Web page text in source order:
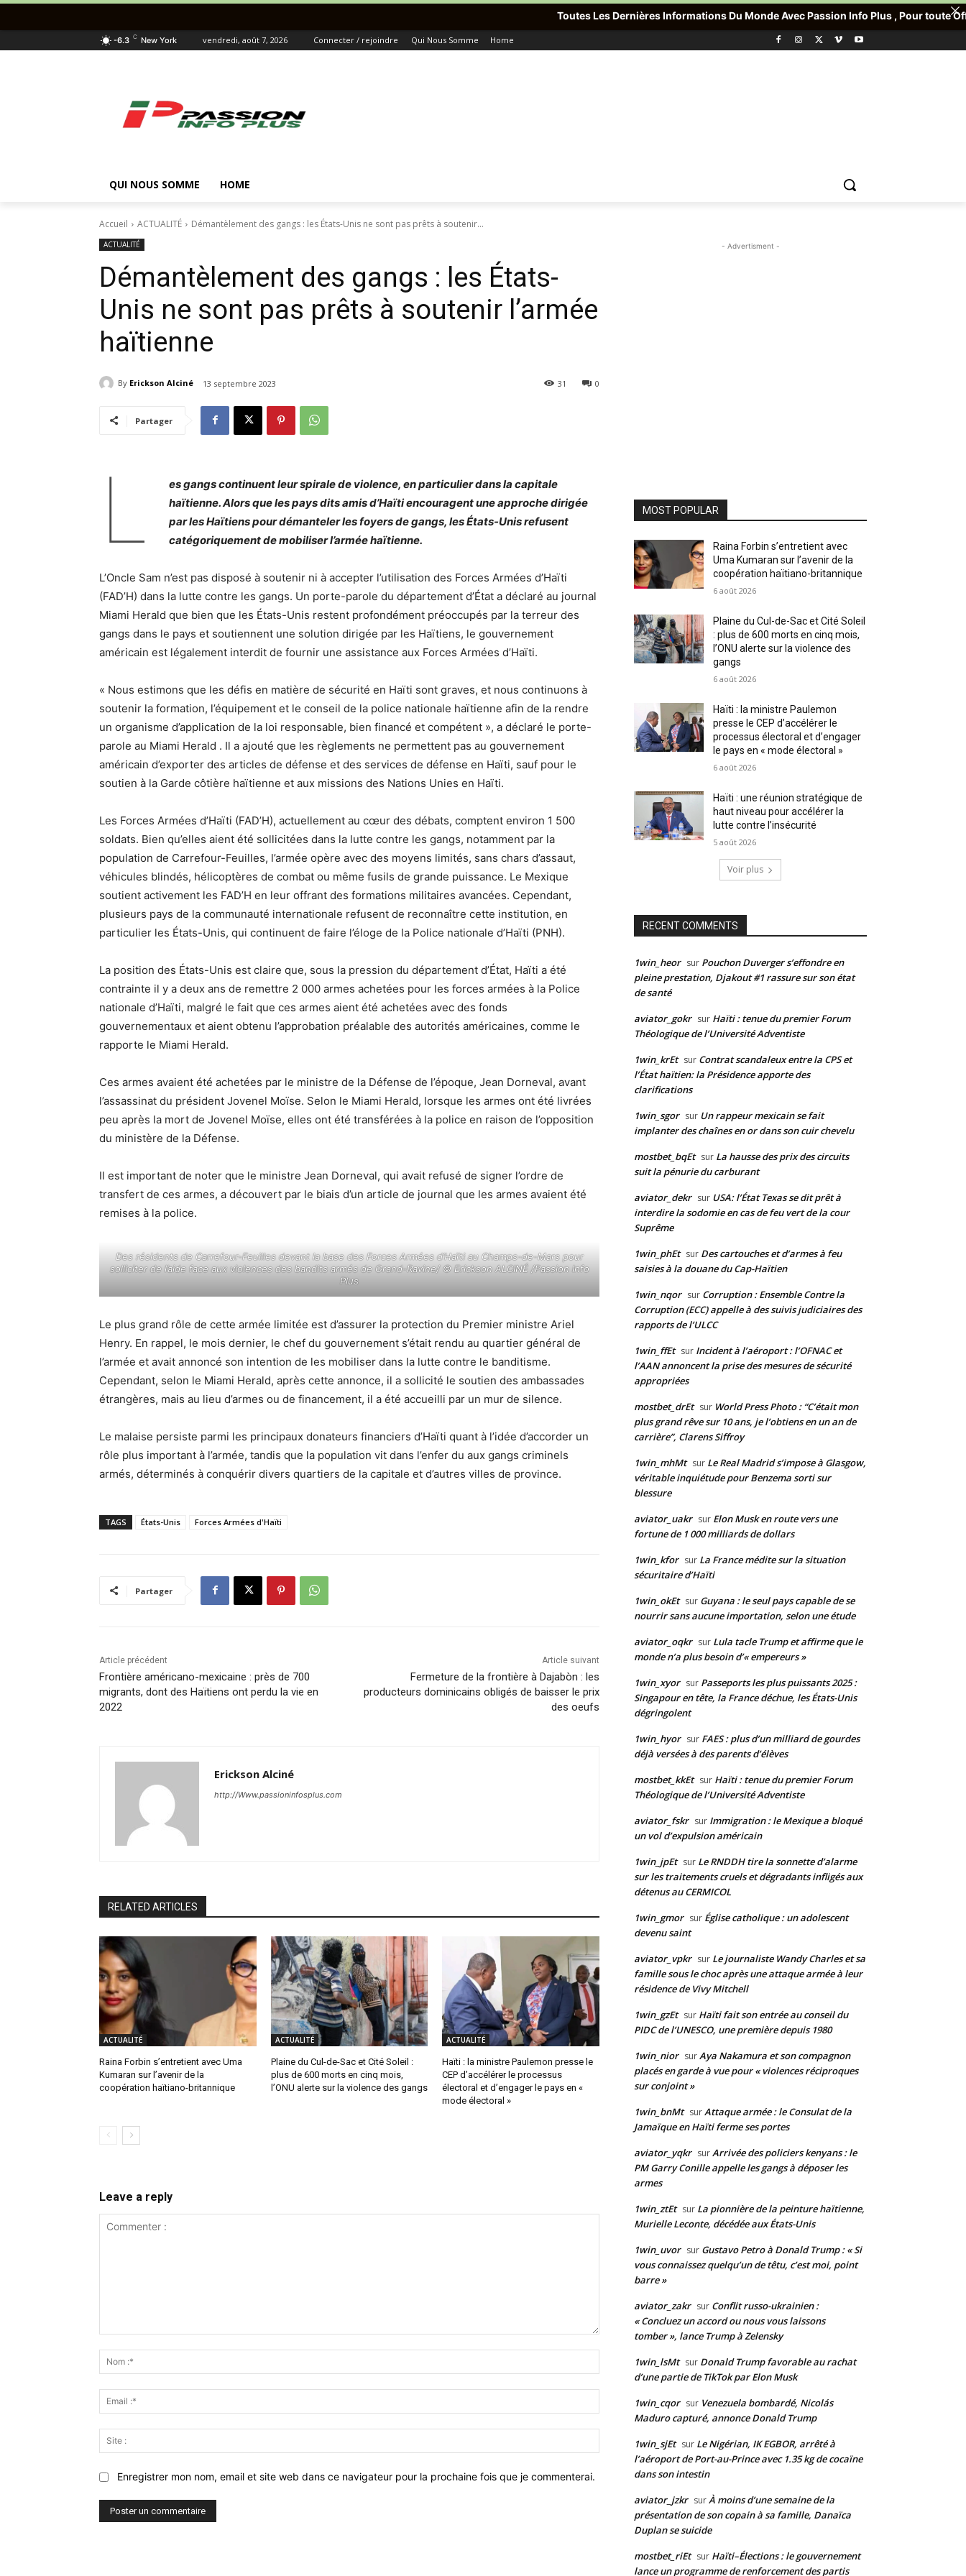
-6.3 C New York vendredi, août 7, 2026 Connecter / rejoindre Qui Nous Somme Home
QUI NOUS SOMME HOME
Accueil ACTUALITÉ Démantèlement des gangs : les États-Unis ne sont pas prêts à soutenir...
ACTUALITÉ
Démantèlement des gangs : les États-
Unis ne sont pas prêts à soutenir l’armée
haïtienne
By Erickson Alciné 13 septembre 2023 0
31
Partager
L
es gangs continuent leur spirale de violence, en particulier dans la capitale
haïtienne. Alors que les pays dits amis d’Haïti encouragent une approche dirigée
par les Haïtiens pour démanteler les foyers de gangs, les États-Unis refusent
catégoriquement de mobiliser l’armée haïtienne.
L’Oncle Sam n’est pas disposé à soutenir ni à accepter l’utilisation des Forces Armées d’Haïti
(FAD’H) dans la lutte contre les gangs. Un porte-parole du département d’État a déclaré au journal
Miami Herald que bien que les États-Unis restent profondément préoccupés par la terreur des
gangs dans le pays et soutiennent une solution dirigée par les Haïtiens, le gouvernement
américain est légalement interdit de fournir une assistance aux Forces Armées d’Haïti.
« Nous estimons que les défis en matière de sécurité en Haïti sont graves, et nous continuons à
soutenir la formation, l’équipement et le conseil de la police nationale haïtienne afin de la rendre
un organisme d’application de la loi responsable, bien financé et compétent », a déclaré le porte-
parole au Miami Herald . Il a ajouté que les règlements ne permettent pas au gouvernement
américain d’exporter des articles de défense et des services de défense en Haïti, sauf pour le
soutien à la Garde côtière haïtienne et aux missions des Nations Unies en Haïti.
Les Forces Armées d’Haïti (FAD’H), actuellement au cœur des débats, comptent environ 1 500
soldats. Bien qu’elles aient été sollicitées dans la lutte contre les gangs, notamment par la
population de Carrefour-Feuilles, l’armée opère avec des moyens limités, sans chars d’assaut,
véhicules blindés, hélicoptères de combat ou même fusils de grande puissance. Le Mexique
soutient activement les FAD’H en leur offrant des formations militaires avancées. Cependant,
plusieurs pays de la communauté internationale refusent de reconnaître cette institution, en
particulier les États-Unis, qui continuent de faire l’éloge de la Police nationale d’Haïti (PNH).
La position des États-Unis est claire que, sous la pression du département d’État, Haïti a été
contrainte il y a deux ans de remettre 2 000 armes achetées pour les forces armées à la Police
nationale d’Haïti, malgré le fait que ces armes aient été achetées avec des fonds
gouvernementaux et aient obtenu l’approbation préalable des autorités américaines, comme le
rapporte le Miami Herald.
Ces armes avaient été achetées par le ministre de la Défense de l’époque, Jean Dorneval, avant
l’assassinat du président Jovenel Moïse. Selon le Miami Herald, lorsque les armes ont été livrées
peu après la mort de Jovenel Moïse, elles ont été transférées à la police en raison de l’opposition
du ministère de la Défense.
Il est important de noter que le ministre Jean Dorneval, qui avait refusé de signer l’ordre de
transfert de ces armes, a découvert par le biais d’un article de journal que les armes avaient été
remises à la police.
Des résidents de Carrefour-Feuilles devant la base des Forces Armées d’Haïti au Champs-de-Mars pour
solliciter de l’aide face aux violences des bandits armés de Grand-Ravine/ ©️ Erickson ALCINÉ /Passion Info
Plus
Le plus grand rôle de cette armée limitée est d’assurer la protection du Premier ministre Ariel
Henry. En rappel, le mois dernier, le chef du gouvernement s’était rendu au quartier général de
l’armée et avait annoncé son intention de les mobiliser dans la lutte contre le banditisme.
Cependant, selon le Miami Herald, après cette annonce, il a sollicité le soutien des ambassades
étrangères, mais au lieu d’armes ou de financement, il a été accueilli par un mur de silence.
Le malaise persiste parmi les principaux donateurs financiers d’Haïti quant à l’idée d’accorder un
rôle plus important à l’armée, tandis que la population vit dans l’enfer du aux gangs criminels
armés, déterminés à conquérir divers quartiers de la capitale et d’autres villes de province.
TAGS États-Unis Forces Armées d'Haïti
Partager
Article précédent
Frontière américano-mexicaine : près de 700
migrants, dont des Haïtiens ont perdu la vie en
2022
Article suivant
Fermeture de la frontière à Dajabòn : les
producteurs dominicains obligés de baisser le prix
des oeufs
Erickson Alciné
http://Www.passioninfosplus.com
RELATED ARTICLES
ACTUALITÉ
Raina Forbin s’entretient avec Uma
Kumaran sur l’avenir de la
coopération haïtiano-britannique
ACTUALITÉ
Plaine du Cul-de-Sac et Cité Soleil :
plus de 600 morts en cinq mois,
l’ONU alerte sur la violence des gangs
ACTUALITÉ
Haïti : la ministre Paulemon presse le
CEP d’accélérer le processus
électoral et d’engager le pays en «
mode électoral »
Leave a reply
:*
:*
:
Enregistrer mon nom, email et site web dans ce navigateur pour la prochaine fois que je commenterai.
- Advertisment -
MOST POPULAR
Raina Forbin s’entretient avec
Uma Kumaran sur l’avenir de la
coopération haïtiano-britannique
6 août 2026
Plaine du Cul-de-Sac et Cité Soleil
: plus de 600 morts en cinq mois,
l’ONU alerte sur la violence des
gangs
6 août 2026
Haïti : la ministre Paulemon
presse le CEP d’accélérer le
processus électoral et d’engager
le pays en « mode électoral »
6 août 2026
Haïti : une réunion stratégique de
haut niveau pour accélérer la
lutte contre l’insécurité
5 août 2026
Voir plus
RECENT COMMENTS
1win_heor sur Pouchon Duverger s’effondre en
pleine prestation, Djakout #1 rassure sur son état
de santé
aviator_gokr sur Haïti : tenue du premier Forum
Théologique de l’Université Adventiste
1win_krEt sur Contrat scandaleux entre la CPS et
l’État haïtien: la Présidence apporte des
clarifications
1win_sgor sur Un rappeur mexicain se fait
implanter des chaînes en or dans son cuir chevelu
mostbet_bqEt sur La hausse des prix des circuits
suit la pénurie du carburant
aviator_dekr sur USA: l’État Texas se dit prêt à
interdire la sodomie en cas de feu vert de la cour
Suprême
1win_phEt sur Des cartouches et d’armes à feu
saisies à la douane du Cap-Haïtien
1win_nqor sur Corruption : Ensemble Contre la
Corruption (ECC) appelle à des suivis judiciaires des
rapports de l’ULCC
1win_ffEt sur Incident à l’aéroport : l’OFNAC et
l’AAN annoncent la prise des mesures de sécurité
appropriées
mostbet_drEt sur World Press Photo : “C’était mon
plus grand rêve sur 10 ans, je l’obtiens en un an de
carrière”, Clarens Siffroy
1win_mhMt sur Le Real Madrid s’impose à Glasgow,
véritable inquiétude pour Benzema sorti sur
blessure
aviator_uakr sur Elon Musk en route vers une
fortune de 1 000 milliards de dollars
1win_kfor sur La France médite sur la situation
sécuritaire d’Haïti
1win_okEt sur Guyana : le seul pays capable de se
nourrir sans aucune importation, selon une étude
aviator_oqkr sur Lula tacle Trump et affirme que le
monde n’a plus besoin d’« empereurs »
1win_xyor sur Passeports les plus puissants 2025 :
Singapour en tête, la France déchue, les États-Unis
dégringolent
1win_hyor sur FAES : plus d’un milliard de gourdes
déjà versées à des parents d’élèves
mostbet_kkEt sur Haïti : tenue du premier Forum
Théologique de l’Université Adventiste
aviator_fskr sur Immigration : le Mexique a bloqué
un vol d’expulsion américain
1win_jpEt sur Le RNDDH tire la sonnette d’alarme
sur les traitements cruels et dégradants infligés aux
détenus au CERMICOL
1win_gmor sur Église catholique : un adolescent
devenu saint
aviator_vpkr sur Le journaliste Wandy Charles et sa
famille sous le choc après une attaque armée à leur
résidence de Vivy Mitchell
1win_gzEt sur Haïti fait son entrée au conseil du
PIDC de l’UNESCO, une première depuis 1980
1win_nior surAya Nakamura et son compagnon
placés en garde à vue pour « violences réciproques
sur conjoint »
1win_bnMt surAttaque armée : le Consulat de la
Jamaïque en Haïti ferme ses portes
aviator_yqkr surArrivée des policiers kenyans : le
PM Garry Conille appelle les gangs à déposer les
armes
1win_ztEt sur La pionnière de la peinture haïtienne,
Murielle Leconte, décédée aux États-Unis
1win_uvor sur Gustavo Petro à Donald Trump : « Si
vous connaissez quelqu’un de têtu, c’est moi, point
barre »
aviator_zakr sur Conflit russo-ukrainien :
« Concluez un accord ou nous vous laissons
tomber », lance Trump à Zelensky
1win_lsMt sur Donald Trump favorable au rachat
d’une partie de TikTok par Elon Musk
1win_cqor sur Venezuela bombardé, Nicolás
Maduro capturé, annonce Donald Trump
1win_sjEt sur Le Nigérian, IK EGBOR, arrêté à
l’aéroport de Port-au-Prince avec 1.35 kg de cocaïne
dans son intestin
aviator_jzkr surÀ moins d’une semaine de la
présentation de son copain à sa famille, Danaïca
Duplan se suicide
mostbet_riEt sur Haïti–Élections : le gouvernement
lance un programme de renforcement des partis
Toutes Les Dernières Informations Du Monde Avec Passion Info Plus , Pour toute Offre